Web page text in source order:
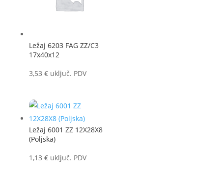
Ležaj 6203 FAG ZZ/C3
17x40x12
3,53 € uključ. PDV
Ležaj 6001 ZZ 12X28X8
(Poljska)
1,13 € uključ. PDV